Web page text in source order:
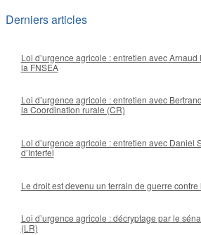
Derniers articles
Loi d’urgence agricole : entretien avec
la FNSEA
Loi d’urgence agricole : entretien avec
la Coordination rurale (CR)
Loi d’urgence agricole : entretien avec Daniel
d’Interfel
Le droit est devenu un terrain de guerre contre
Loi d’urgence agricole : décryptage par le
(LR)